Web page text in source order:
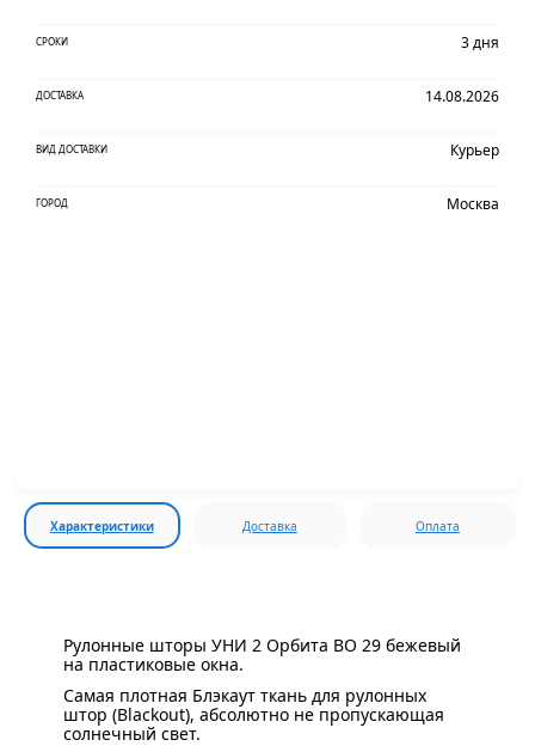
СРОКИ 3 дня
ДОСТАВКА 14.08.2026
ВИД ДОСТАВКИ Курьер
ГОРОД Москва
Характеристики Доставка Оплата
Рулонные шторы УНИ 2 Орбита BO 29 бежевый
на пластиковые окна.
Самая плотная Блэкаут ткань для рулонных
штор (Blackout), абсолютно не пропускающая
солнечный свет.